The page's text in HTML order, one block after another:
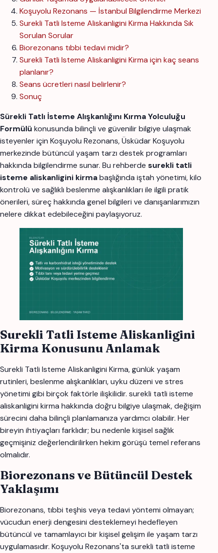
Koşuyolu Rezonans — İstanbul Bilgilendirme Merkezi
Surekli Tatli Isteme Aliskanligini Kirma Hakkında Sık
Sorulan Sorular
Biorezonans tıbbi tedavi midir?
Surekli Tatli Isteme Aliskanligini Kirma için kaç seans
planlanır?
Seans ücretleri nasıl belirlenir?
Sonuç
Sürekli Tatlı İsteme Alışkanlığını Kırma Yolculuğu
Formülü konusunda bilinçli ve güvenilir bilgiye ulaşmak
isteyenler için Koşuyolu Rezonans, Üsküdar Koşuyolu
merkezinde bütüncül yaşam tarzı destek programları
hakkında bilgilendirme sunar. Bu rehberde surekli tatli
isteme aliskanligini kirmabaşlığında iştah yönetimi, kilo
kontrolü ve sağlıklı beslenme alışkanlıkları ile ilgili pratik
önerileri, süreç hakkında genel bilgileri ve danışanlarımızın
nelere dikkat edebileceğini paylaşıyoruz.
Surekli Tatli Isteme Aliskanligini
Kirma Konusunu Anlamak
Surekli Tatli Isteme Aliskanligini Kirma, günlük yaşam
rutinleri, beslenme alışkanlıkları, uyku düzeni ve stres
yönetimi gibi birçok faktörle ilişkilidir. surekli tatli isteme
aliskanligini kirma hakkında doğru bilgiye ulaşmak, değişim
sürecini daha bilinçli planlamanıza yardımcı olabilir. Her
bireyin ihtiyaçları farklıdır; bu nedenle kişisel sağlık
geçmişiniz değerlendirilirken hekim görüşü temel referans
olmalıdır.
Biorezonans ve Bütüncül Destek
Yaklaşımı
Biorezonans, tıbbi teşhis veya tedavi yöntemi olmayan;
vücudun enerji dengesini desteklemeyi hedefleyen
bütüncül ve tamamlayıcı bir kişisel gelişim ile yaşam tarzı
uygulamasıdır. Koşuyolu Rezonans'ta surekli tatli isteme